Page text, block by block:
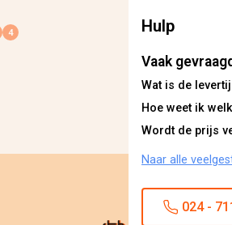
Hulp
Vaak
Wat is de
Hoe weet ik
Wordt de prijs
Naar alle
024 -